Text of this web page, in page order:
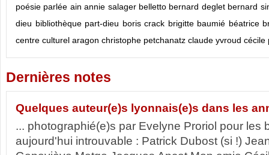
poésie parlée ain annie salager belletto bernard deglet bernard
dieu bibliothèque part-dieu boris crack brigitte baumié béatrice
centre culturel aragon christophe petchanatz claude yvroud cécile
Dernières notes
Quelques auteur(e)s lyonnais(e)s dans les
... photographié(e)s par Evelyne Proriol pour les
aujourd'hui introuvable : Patrick Dubost (si !)